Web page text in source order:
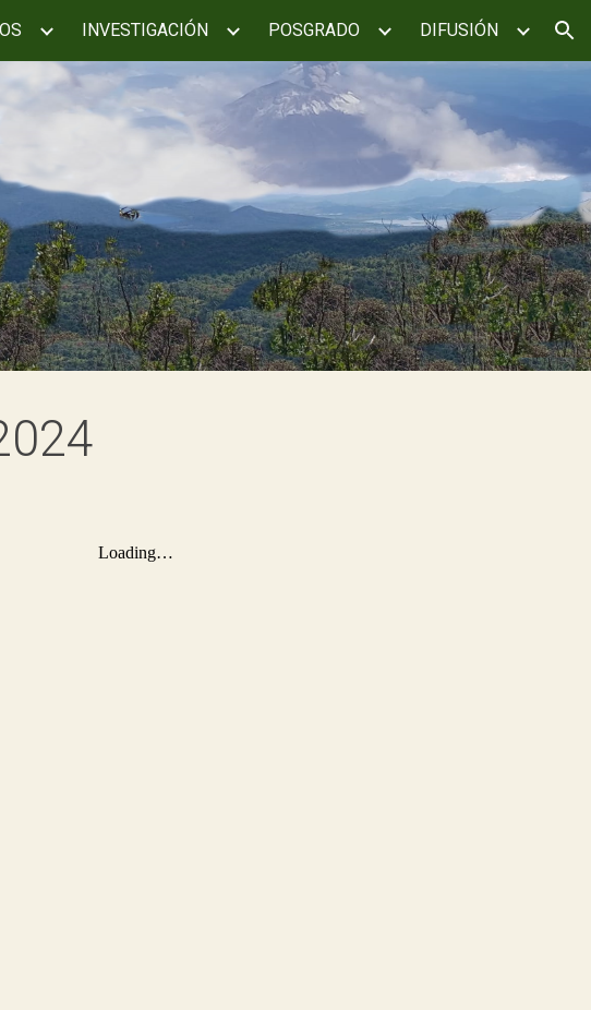
to navigationINVESTIGACIÓN POSGRADO DIFUSIÓN
4